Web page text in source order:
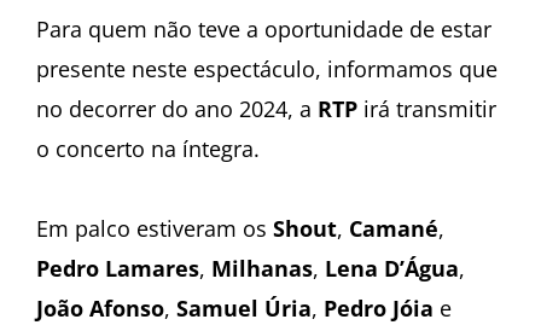
Para quem não teve a oportunidade de estar
presente neste espectáculo, informamos que
no decorrer do ano 2024, a RTP irá transmitir
o concerto na íntegra.
Em palco estiveram os Shout, Camané,
Pedro Lamares, Milhanas, Lena D’Água,
João Afonso, Samuel Úria, Pedro Jóia e